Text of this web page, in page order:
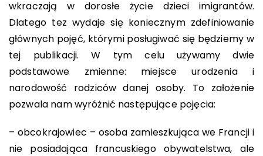
wkraczają w dorosłe życie dzieci imigrantów.
Dlatego tez wydaje się koniecznym zdefiniowanie
głównych pojęć, którymi posługiwać się będziemy w
tej publikacji. W tym celu używamy dwie
podstawowe zmienne: miejsce urodzenia i
narodowość rodziców danej osoby. To założenie
pozwala nam wyróżnić następujące pojęcia:
– obcokrajowiec – osoba zamieszkująca we Francji i
nie posiadająca francuskiego obywatelstwa, ale